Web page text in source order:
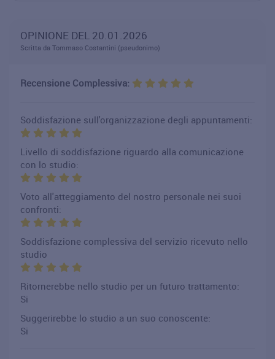
OPINIONE DEL 20.01.2026
Scritta da Tommaso Costantini (pseudonimo)
Recensione Complessiva:
Soddisfazione sull'organizzazione degli appuntamenti:
Livello di soddisfazione riguardo alla comunicazione
con lo studio:
Voto all'atteggiamento del nostro personale nei suoi
confronti:
Soddisfazione complessiva del servizio ricevuto nello
studio
Ritornerebbe nello studio per un futuro trattamento:
Si
Suggerirebbe lo studio a un suo conoscente:
Si